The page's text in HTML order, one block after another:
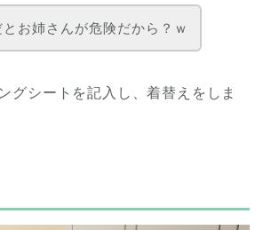
お姉さんが危険だから？ｗ
グシートを記入し、着替えをしま